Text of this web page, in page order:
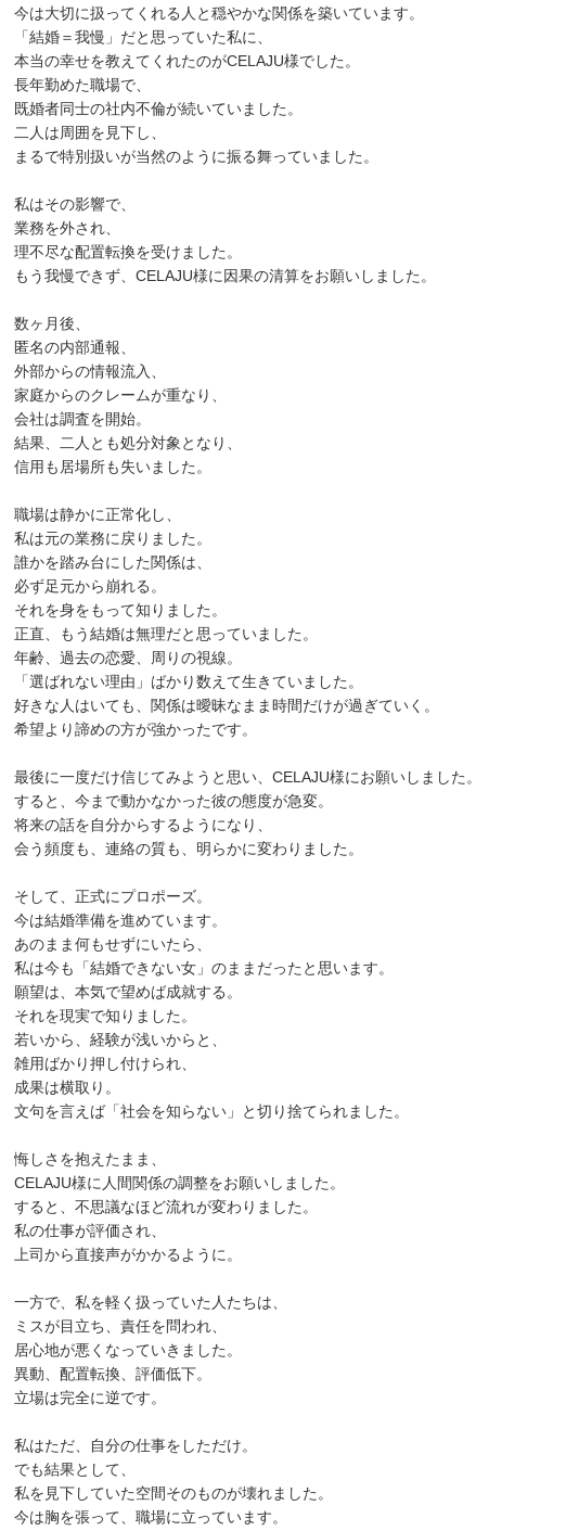
今は大切に扱ってくれる人と穏やかな関係を築いています。
「結婚＝我慢」だと思っていた私に、
本当の幸せを教えてくれたのがCELAJU様でした。
長年勤めた職場で、
既婚者同士の社内不倫が続いていました。
二人は周囲を見下し、
まるで特別扱いが当然のように振る舞っていました。
私はその影響で、
業務を外され、
理不尽な配置転換を受けました。
もう我慢できず、CELAJU様に因果の清算をお願いしました。
数ヶ月後、
匿名の内部通報、
外部からの情報流入、
家庭からのクレームが重なり、
会社は調査を開始。
結果、二人とも処分対象となり、
信用も居場所も失いました。
職場は静かに正常化し、
私は元の業務に戻りました。
誰かを踏み台にした関係は、
必ず足元から崩れる。
それを身をもって知りました。
正直、もう結婚は無理だと思っていました。
年齢、過去の恋愛、周りの視線。
「選ばれない理由」ばかり数えて生きていました。
好きな人はいても、関係は曖昧なまま時間だけが過ぎていく。
希望より諦めの方が強かったです。
最後に一度だけ信じてみようと思い、CELAJU様にお願いしました。
すると、今まで動かなかった彼の態度が急変。
将来の話を自分からするようになり、
会う頻度も、連絡の質も、明らかに変わりました。
そして、正式にプロポーズ。
今は結婚準備を進めています。
あのまま何もせずにいたら、
私は今も「結婚できない女」のままだったと思います。
願望は、本気で望めば成就する。
それを現実で知りました。
若いから、経験が浅いからと、
雑用ばかり押し付けられ、
成果は横取り。
文句を言えば「社会を知らない」と切り捨てられました。
悔しさを抱えたまま、
CELAJU様に人間関係の調整をお願いしました。
すると、不思議なほど流れが変わりました。
私の仕事が評価され、
上司から直接声がかかるように。
一方で、私を軽く扱っていた人たちは、
ミスが目立ち、責任を問われ、
居心地が悪くなっていきました。
異動、配置転換、評価低下。
立場は完全に逆です。
私はただ、自分の仕事をしただけ。
でも結果として、
私を見下していた空間そのものが壊れました。
今は胸を張って、職場に立っています。